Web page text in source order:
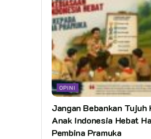
OPINI
Jangan Bebankan Tujuh
Anak Indonesia Hebat
Pembina Pramuka